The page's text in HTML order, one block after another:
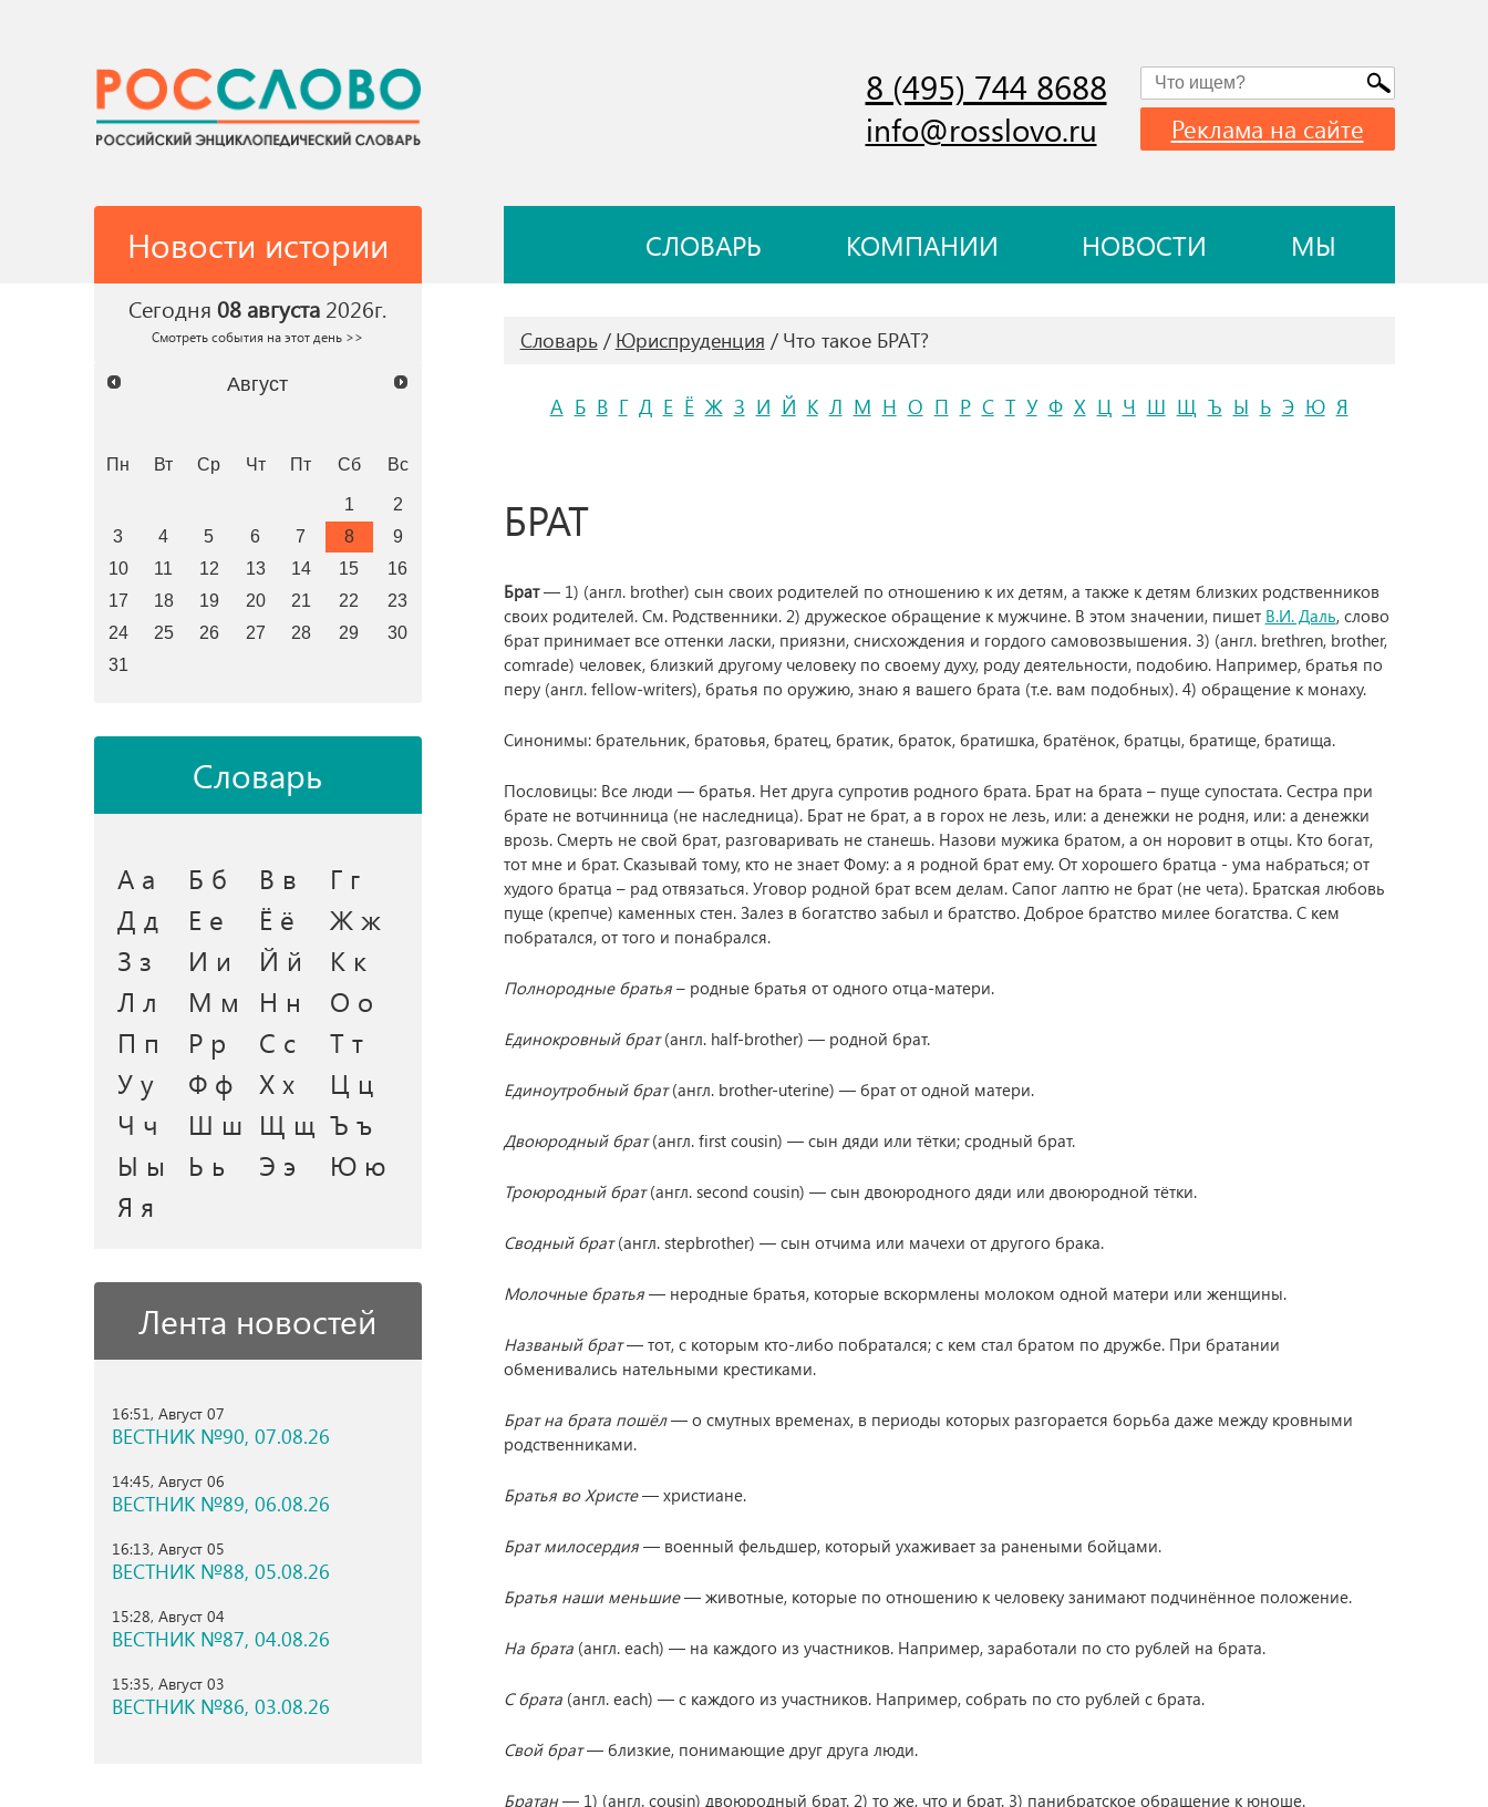
8 (495) 744 8688
info@rosslovo.ru Реклама на сайте
Новости истории СЛОВАРЬ КОМПАНИИ НОВОСТИ МЫ
Сегодня 08 августа 2026г.
Смотреть события на этот день >>
Август
Пн Вт Ср Чт Пт Сб Вс
1
2
3
4 5 6 7 8
9
10
11 12 13 14 15
16
17
18 19 20 21 22
23
24
25 26 27 28 29
30
31
Словарь
А а Б б В в
Г г
Д д
Е е Ё ё
Ж ж
З з
И и Й й
К к
Л л
М м Н н
О о
П п
Р р С с
Т т
У у
Ф ф Х х
Ц ц
Ч ч
Ш ш Щ щ Ъ ъ
Ы ы
Ь ь Э э
Ю ю
Я я
Лента новостей
16:51, Август 07
ВЕСТНИК №90, 07.08.26
14:45, Август 06
ВЕСТНИК №89, 06.08.26
16:13, Август 05
ВЕСТНИК №88, 05.08.26
15:28, Август 04
ВЕСТНИК №87, 04.08.26
15:35, Август 03
ВЕСТНИК №86, 03.08.26
Словарь Юриспруденция Что такое БРАТ?
А Б В Г Д Е Ё Ж З И Й К Л М Н О П Р С Т У Ф Х Ц Ч Ш Щ Ъ Ы Ь Э Ю Я
БРАТ
Брат— 1) (англ. brother) сын своих родителей по отношению к их детям, а также к детям близких родственников
своих родителей. См. Родственники. 2) дружеское обращение к мужчине. В этом значении, пишет В.И. Даль, слово
брат принимает все оттенки ласки, приязни, снисхождения и гордого самовозвышения. 3) (англ. brethren, brother,
comrade) человек, близкий другому человеку по своему духу, роду деятельности, подобию. Например, братья по
перу (англ. fellow-writers), братья по оружию, знаю я вашего брата (т.е. вам подобных). 4) обращение к монаху.
Синонимы: брательник, братовья, братец, братик, браток, братишка, братёнок, братцы, братище, братища.
Пословицы: Все люди — братья. Нет друга супротив родного брата. Брат на брата – пуще супостата. Сестра при
брате не вотчинница (не наследница). Брат не брат, а в горох не лезь, или: а денежки не родня, или: а денежки
врозь. Смерть не свой брат, разговаривать не станешь. Назови мужика братом, а он норовит в отцы. Кто богат,
тот мне и брат. Сказывай тому, кто не знает Фому: а я родной брат ему. От хорошего братца - ума набраться; от
худого братца – рад отвязаться. Уговор родной брат всем делам. Сапог лаптю не брат (не чета). Братская любовь
пуще (крепче) каменных стен. Залез в богатство забыл и братство. Доброе братство милее богатства. С кем
побратался, от того и понабрался.
Полнородные братья– родные братья от одного отца-матери.
Единокровный брат(англ. half-brother) — родной брат.
Единоутробный брат(англ. brother-uterine) — брат от одной матери.
Двоюродный брат(англ. first cousin) — сын дяди или тётки; сродный брат.
Троюродный брат(англ. second cousin) — сын двоюродного дяди или двоюродной тётки.
Сводный брат(англ. stepbrother) — сын отчима или мачехи от другого брака.
Молочные братья— неродные братья, которые вскормлены молоком одной матери или женщины.
Названый брат— тот, с которым кто-либо побратался; с кем стал братом по дружбе. При братании
обменивались нательными крестиками.
Брат на брата пошёл— о смутных временах, в периоды которых разгорается борьба даже между кровными
родственниками.
Братья во Христе— христиане.
Брат милосердия — военный фельдшер, который ухаживает за ранеными бойцами.
Братья наши меньшие— животные, которые по отношению к человеку занимают подчинённое положение.
На брата(англ. each) — на каждого из участников. Например, заработали по сто рублей на брата.
С брата(англ. each) — с каждого из участников. Например, собрать по сто рублей с брата.
Свой брат— близкие, понимающие друг друга люди.
Братан— 1) (англ. cousin) двоюродный брат. 2) то же, что и брат. 3) панибратское обращение к юноше.